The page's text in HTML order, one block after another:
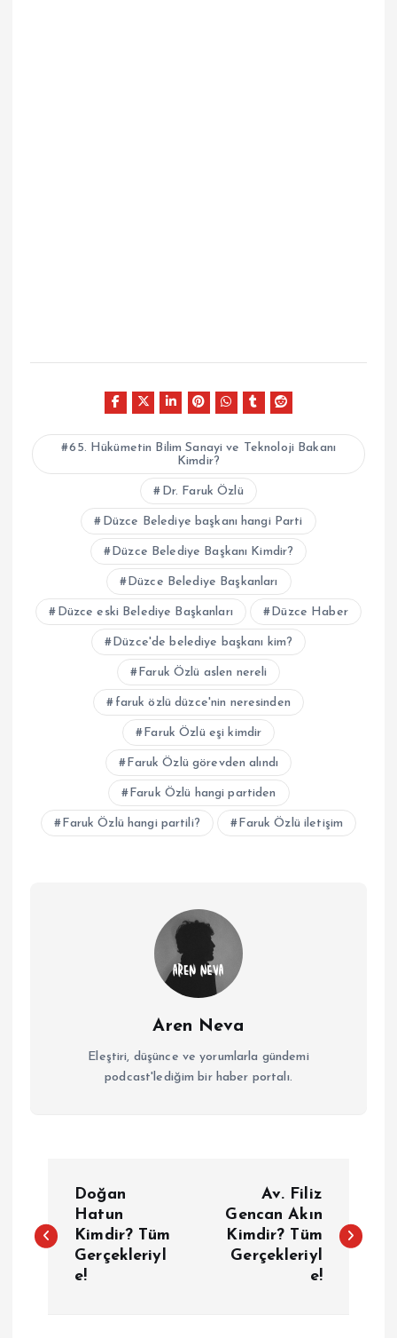
65. Hükümetin Bilim Sanayi ve Teknoloji Bakanı
Kimdir?
Dr. Faruk Özlü
Düzce Belediye başkanı hangi Parti
Düzce Belediye Başkanı Kimdir?
Düzce Belediye Başkanları
Düzce eski Belediye Başkanları Düzce Haber
Düzce'de belediye başkanı kim?
Faruk Özlü aslen nereli
faruk özlü düzce'nin neresinden
Faruk Özlü eşi kimdir
Faruk Özlü görevden alındı
Faruk Özlü hangi partiden
Faruk Özlü hangi partili? Faruk Özlü iletişim
Aren Neva
Eleştiri, düşünce ve yorumlarla gündemi
podcast'lediğim bir haber portalı.
a
Doğan
Hatun
Kimdir? Tüm
Gerçekleriyl
e!
Av. Filiz
Gencan Akın
Kimdir? Tüm
Gerçekleriyl
e!